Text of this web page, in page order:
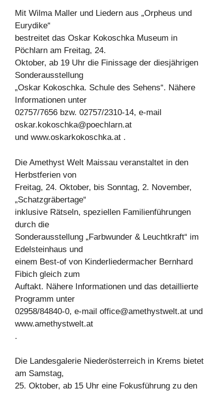
Mit Wilma Maller und Liedern aus „Orpheus und
Eurydike“
bestreitet das Oskar Kokoschka Museum in
Pöchlarn am Freitag, 24.
Oktober, ab 19 Uhr die Finissage der diesjährigen
Sonderausstellung
„Oskar Kokoschka. Schule des Sehens“. Nähere
Informationen unter
02757/7656 bzw. 02757/2310-14, e-mail
oskar.kokoschka@poechlarn.at
und www.oskarkokoschka.at .
Die Amethyst Welt Maissau veranstaltet in den
Herbstferien von
Freitag, 24. Oktober, bis Sonntag, 2. November,
„Schatzgräbertage“
inklusive Rätseln, speziellen Familienführungen
durch die
Sonderausstellung „Farbwunder & Leuchtkraft“ im
Edelsteinhaus und
einem Best-of von Kinderliedermacher Bernhard
Fibich gleich zum
Auftakt. Nähere Informationen und das detaillierte
Programm unter
02958/84840-0, e-mail office@amethystwelt.at und
www.amethystwelt.at
.
Die Landesgalerie Niederösterreich in Krems bietet
am Samstag,
25. Oktober, ab 15 Uhr eine Fokusführung zu den